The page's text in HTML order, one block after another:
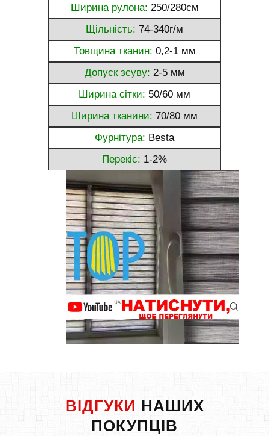
Ширина рулона: 250/280см
Щільність: 74-340г/м
Товщина тканин: 0,2-1 мм
Допуск зсуву: 2-5 мм
Ширина сітки: 50/60 мм
Ширина тканини: 70/80 мм
Фурнітура: Besta
Перекіс: 1-2%
ВІДГУКИ НАШИХ
ПОКУПЦІВ